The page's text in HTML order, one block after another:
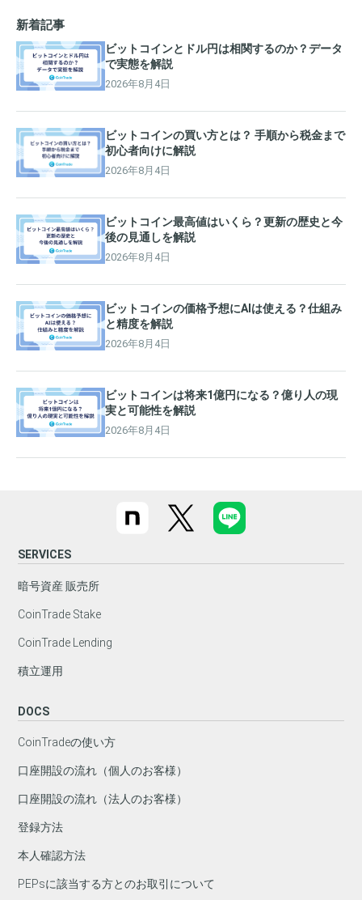
新着記事
ビットコインとドル円は相関するのか？データ
で実態を解説
2026年8月4日
ビットコインの買い方とは？ 手順から税金まで
初心者向けに解説
2026年8月4日
ビットコイン最高値はいくら？更新の歴史と今
後の見通しを解説
2026年8月4日
ビットコインの価格予想にAIは使える？仕組み
と精度を解説
2026年8月4日
ビットコインは将来1億円になる？億り人の現
実と可能性を解説
2026年8月4日
SERVICES
暗号資産 販売所
CoinTrade Stake
CoinTrade Lending
積立運用
DOCS
CoinTradeの使い方
口座開設の流れ（個人のお客様）
口座開設の流れ（法人のお客様）
登録方法
本人確認方法
PEPsに該当する方とのお取引について